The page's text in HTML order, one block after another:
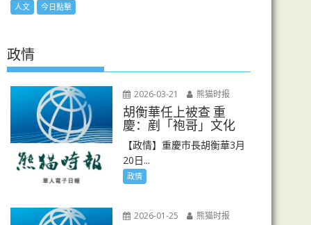
人文 今日點擊
政情
2026-03-21 熊猫时报
胡衡華任上被查 重
慶：剷「袍哥」文化
【政情】重慶市長胡衡華3月
20日...
政情
2026-01-25 熊猫时报